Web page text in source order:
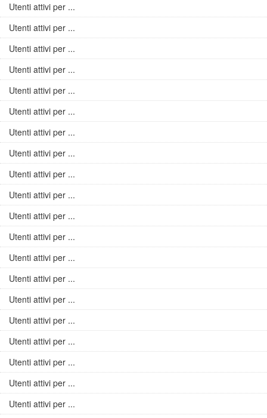
Utenti attivi per ...
Utenti attivi per ...
Utenti attivi per ...
Utenti attivi per ...
Utenti attivi per ...
Utenti attivi per ...
Utenti attivi per ...
Utenti attivi per ...
Utenti attivi per ...
Utenti attivi per ...
Utenti attivi per ...
Utenti attivi per ...
Utenti attivi per ...
Utenti attivi per ...
Utenti attivi per ...
Utenti attivi per ...
Utenti attivi per ...
Utenti attivi per ...
Utenti attivi per ...
Utenti attivi per ...